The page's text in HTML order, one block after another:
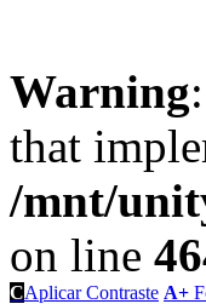
Warning
that
/mnt/
on line
CAplicar Contraste A+